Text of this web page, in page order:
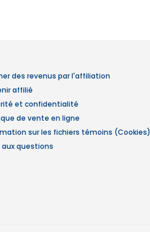
des revenus par l'affiliation
affilié
et confidentialité
de vente en ligne
sur les fichiers témoins (Cookies)
aux questions